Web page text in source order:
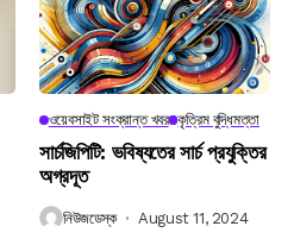
ওয়েবসাইট সংক্রান্ত খবর কৃত্রিম বুদ্ধিমত্তা
সার্চজিপিটি: ভবিষ্যতের সার্চ প্রযুক্তির
অগ্রদূত
নিউজডেস্ক August 11, 2024